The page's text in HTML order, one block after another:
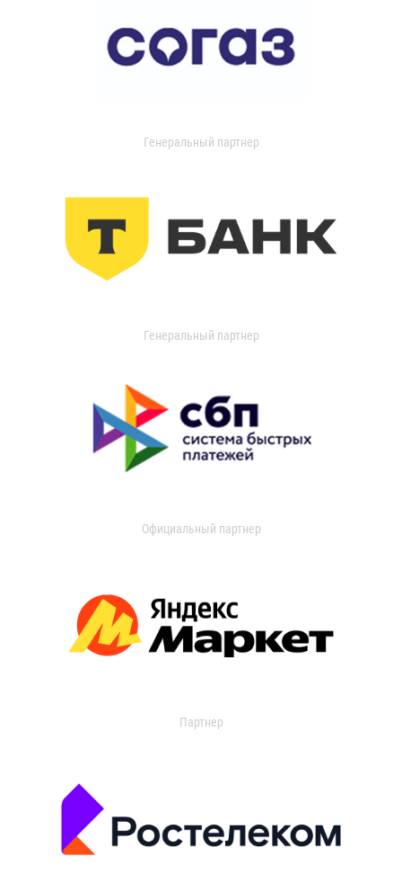
Генеральный партнер
Генеральный партнер
Официальный партнер
Партнер